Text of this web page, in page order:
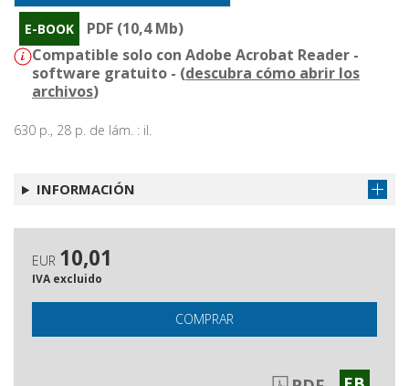
E-BOOK
PDF (10,4 Mb)
Compatible solo con Adobe Acrobat Reader -
software gratuito - (descubra cómo abrir los
archivos)
630 p., 28 p. de lám. : il.
INFORMACIÓN
EUR 10,01
IVA excluido
COMPRAR